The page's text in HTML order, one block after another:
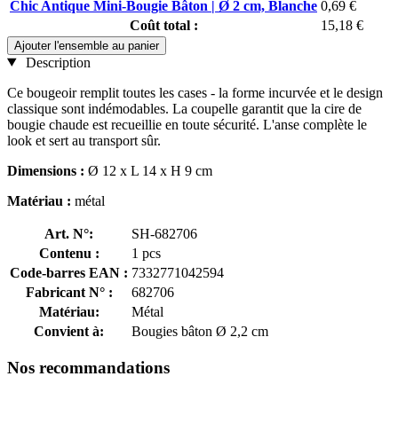
Chic Antique Mini-Bougie Bâton | Ø 2 cm, Blanche 0,69 €
Coût total :
15,18 €
Ajouter l'ensemble au panier
Description
Ce bougeoir remplit toutes les cases - la forme incurvée et le design
classique sont indémodables. La coupelle garantit que la cire de
bougie chaude est recueillie en toute sécurité. L'anse complète le
look et sert au transport sûr.
Dimensions : Ø 12 x L 14 x H 9 cm
Matériau : métal
Art. N°:
SH-682706
Contenu :
1 pcs
Code-barres EAN : 7332771042594
Fabricant N° :
682706
Matériau:
Métal
Convient à:
Bougies bâton Ø 2,2 cm
Nos recommandations